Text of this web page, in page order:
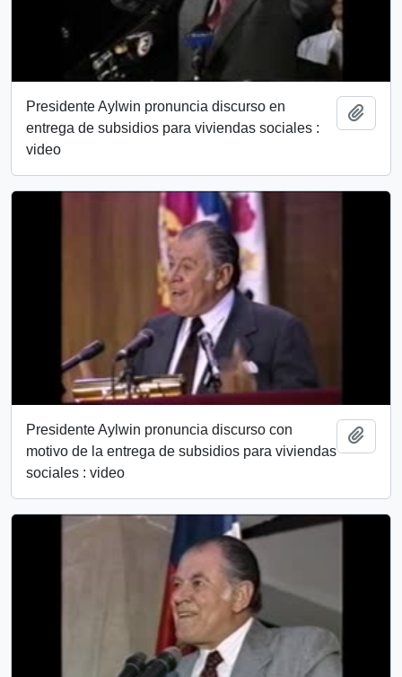
Presidente Aylwin pronuncia discurso en
entrega de subsidios para viviendas sociales :
video
Presidente Aylwin pronuncia discurso con
motivo de la entrega de subsidios para viviendas
sociales : video